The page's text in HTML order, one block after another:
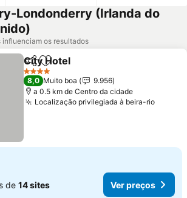
Londonderry (Irlanda do
influenciam os resultados
PartilharAdicionar aos favoritos
City Hotel
4 Estrelas
8,0 Muito boa
9.956
a 0.5 km de Centro da cidade
Localização privilegiada à beira-rio
de 14 sites Ver preços